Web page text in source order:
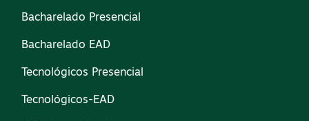
Bacharelado Presencial
Bacharelado EAD
Tecnológicos Presencial
Tecnológicos-EAD